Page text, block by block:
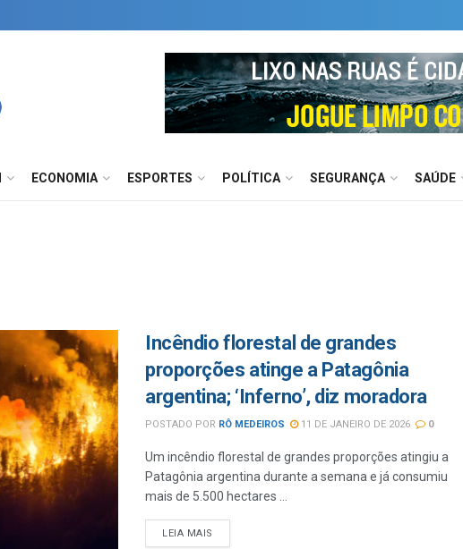
ECONOMIA ESPORTES POLÍTICA SEGURANÇA SAÚDE
Incêndio florestal de grandes
proporções atinge a Patagônia
argentina; ‘Inferno’, diz moradora
POSTADO POR RÔ MEDEIROS 11 DE JANEIRO DE 2026 0
Um incêndio florestal de grandes proporções atingiu a
Patagônia argentina durante a semana e já consumiu
mais de 5.500 hectares ...
LEIA MAIS